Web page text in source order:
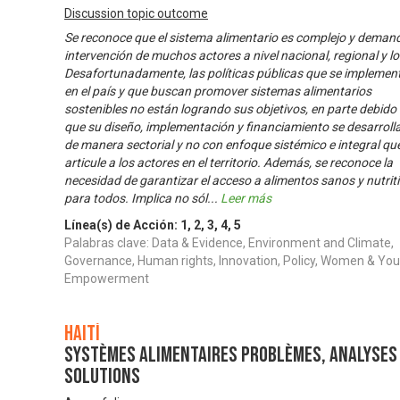
Discussion topic outcome
Se reconoce que el sistema alimentario es complejo y
intervención de muchos actores a nivel nacional, regional y
Desafortunadamente, las políticas públicas que se
en el país y que buscan promover sistemas alimentarios
sostenibles no están logrando sus objetivos, en parte debido
que su diseño, implementación y financiamiento se
de manera sectorial y no con enfoque sistémico e integral
articule a los actores en el territorio. Además, se reconoce la
necesidad de garantizar el acceso a alimentos sanos y
para todos. Implica no sól... Leer más
Línea(s) de Acción: 1 , 2, 3, 4, 5
Palabras clave: Data & Evidence, Environment and Climate,
Governance, Human rights, Innovation, Policy, Women &
Empowerment
Haití
Systèmes alimentaires problèmes,
solutions